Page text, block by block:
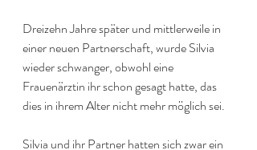
Dreizehn Jahre später und mittlerweile in
einer neuen Partnerschaft, wurde Silvia
wieder schwanger, obwohl eine
Frauenärztin ihr schon gesagt hatte, das
dies in ihrem Alter nicht mehr möglich sei.
Silvia und ihr Partner hatten sich zwar ein